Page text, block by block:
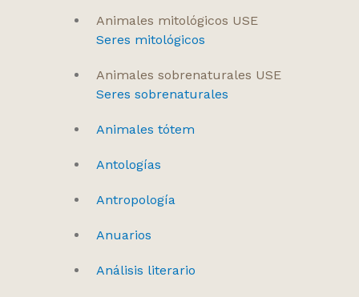
Animales mitológicos USE
Seres mitológicos
Animales sobrenaturales USE
Seres sobrenaturales
Animales tótem
Antologías
Antropología
Anuarios
Análisis literario